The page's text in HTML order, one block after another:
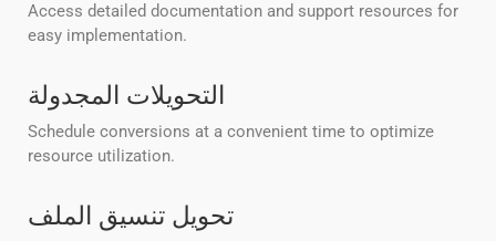
Access detailed documentation and support resources for
easy implementation.
التحويلات المجدولة
Schedule conversions at a convenient time to optimize
resource utilization.
تحويل تنسيق الملف